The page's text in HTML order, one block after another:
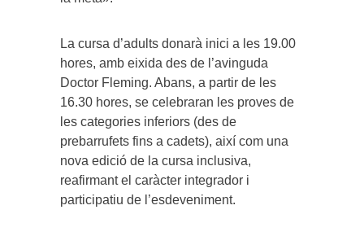
La cursa d’adults donarà inici a les 19.00
hores, amb eixida des de l’avinguda
Doctor Fleming. Abans, a partir de les
16.30 hores, se celebraran les proves de
les categories inferiors (des de
prebarrufets fins a cadets), així com una
nova edició de la cursa inclusiva,
reafirmant el caràcter integrador i
participatiu de l’esdeveniment.